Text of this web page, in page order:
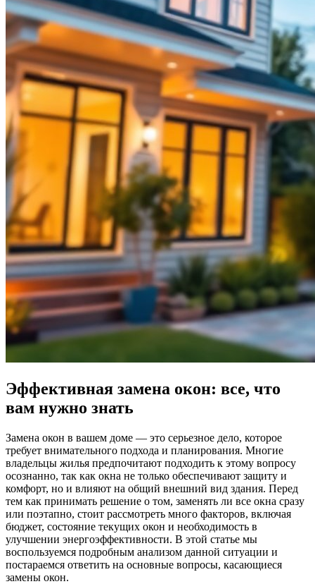
Эффективная замена окон: все, что
вам нужно знать
Замена окон в вашем доме — это серьезное дело, которое
требует внимательного подхода и планирования. Многие
владельцы жилья предпочитают подходить к этому вопросу
осознанно, так как окна не только обеспечивают защиту и
комфорт, но и влияют на общий внешний вид здания. Перед
тем как принимать решение о том, заменять ли все окна сразу
или поэтапно, стоит рассмотреть много факторов, включая
бюджет, состояние текущих окон и необходимость в
улучшении энергоэффективности. В этой статье мы
воспользуемся подробным анализом данной ситуации и
постараемся ответить на основные вопросы, касающиеся
замены окон.